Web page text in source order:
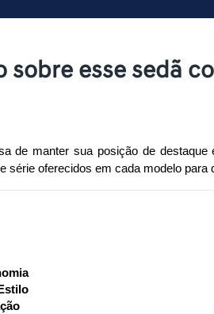
sobre esse sedã
de manter sua posição de
oferecidos em cada modelo para